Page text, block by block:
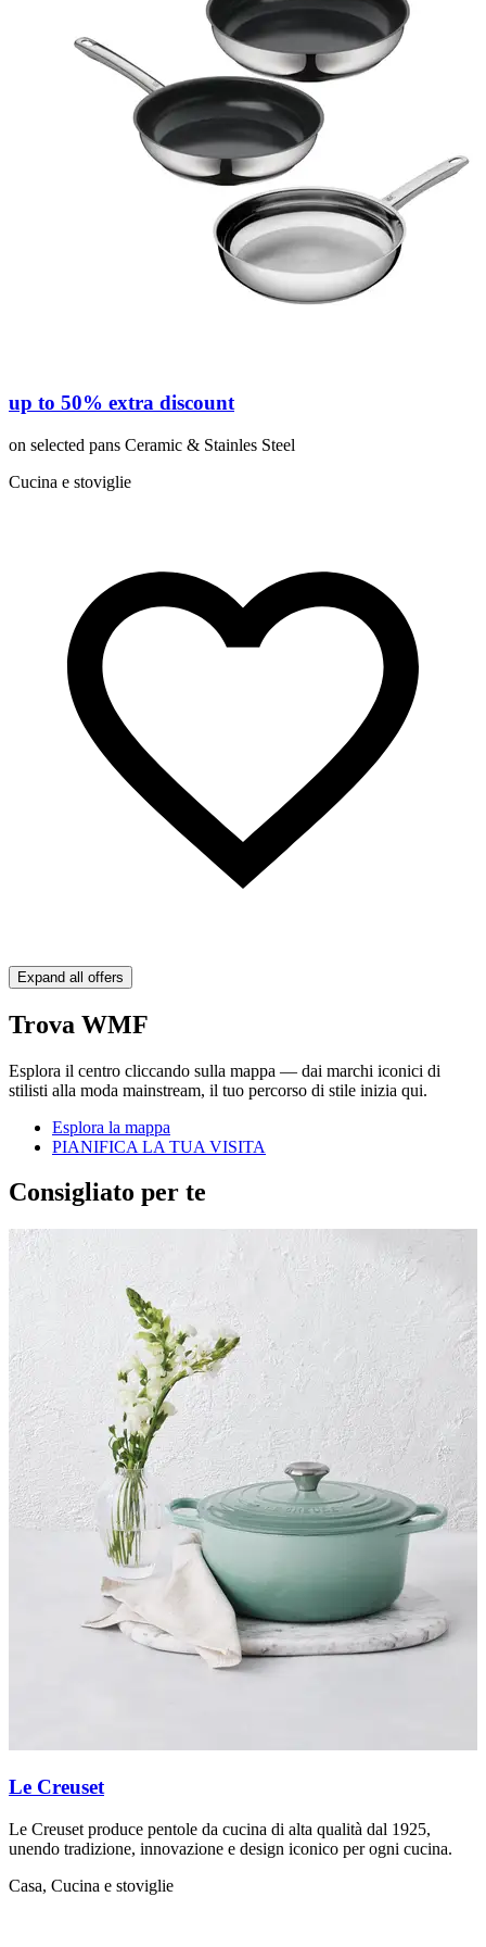
up to 50% extra discount
on selected pans Ceramic & Stainles Steel
Cucina e stoviglie
Expand all offers
Trova WMF
Esplora il centro cliccando sulla mappa — dai marchi iconici di
stilisti alla moda mainstream, il tuo percorso di stile inizia qui.
Esplora la mappa
PIANIFICA LA TUA VISITA
Consigliato per te
Le Creuset
Le Creuset produce pentole da cucina di alta qualità dal 1925,
unendo tradizione, innovazione e design iconico per ogni cucina.
Casa, Cucina e stoviglie